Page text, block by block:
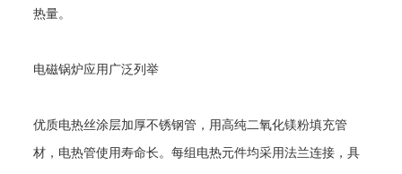
热量。
电磁锅炉应用广泛列举
优质电热丝涂层加厚不锈钢管，用高纯二氧化镁粉填充管
材，电热管使用寿命长。每组电热元件均采用法兰连接，具